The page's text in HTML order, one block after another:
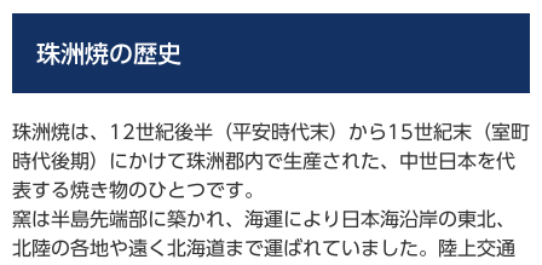
珠洲焼の歴史
珠洲焼は、12世紀後半（平安時代末）から15世紀末（室町
時代後期）にかけて珠洲郡内で生産された、中世日本を代
表する焼き物のひとつです。
窯は半島先端部に築かれ、海運により日本海沿岸の東北、
北陸の各地や遠く北海道まで運ばれていました。陸上交通